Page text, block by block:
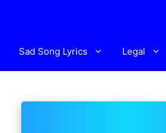
Sad Song Lyrics Legal